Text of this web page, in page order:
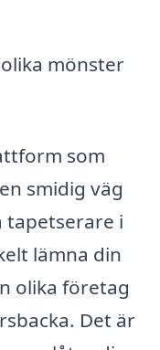
mönster
som
smidig väg
tapetserare i
lämna din
olika företag
Det är